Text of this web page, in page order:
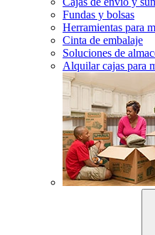
Fundas y bolsas
Herramientas para
Cinta de embalaje
Soluciones de
Alquilar cajas para